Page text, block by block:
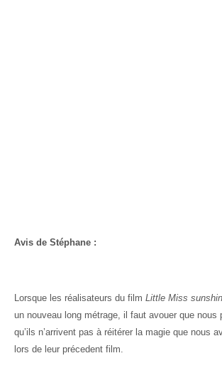
Avis de Stéphane :
Lorsque les réalisateurs du film Little Miss
un nouveau long métrage, il faut avouer que nous
qu’ils n’arrivent pas à réitérer la magie que nous
lors de leur précedent film.